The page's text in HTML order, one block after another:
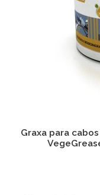
Graxa para